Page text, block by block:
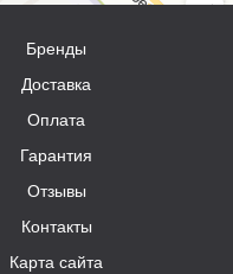
Бренды
Доставка
Оплата
Гарантия
Отзывы
Контакты
Карта сайта